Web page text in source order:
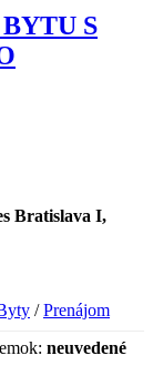
S
Bratislava I,
/Prenájom
neuvedené